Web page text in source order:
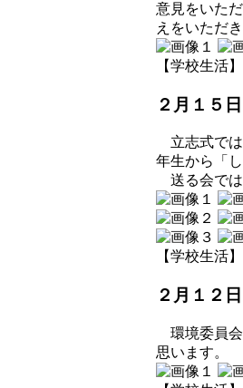
意見をいた
えをいただ
【学校生活
２月１５
立志式では
年生から「
送る会では
【学校生活
２月１２
環境委員会
思います。